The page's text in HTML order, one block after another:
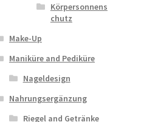
Körpersonnens
chutz
Make-Up
Maniküre and Pediküre
Nageldesign
Nahrungsergänzung
Riegel and Getränke